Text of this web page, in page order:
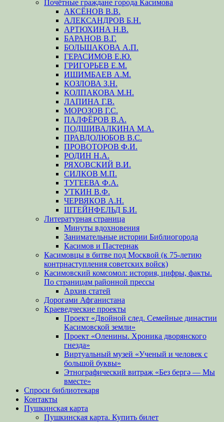
Почётные граждане города Касимова
АКСЁНОВ В.В.
АЛЕКСАНДРОВ Б.Н.
АРТЮХИНА Н.В.
БАРАНОВ В.Г.
БОЛЬШАКОВА А.П.
ГЕРАСИМОВ Е.Ю.
ГРИГОРЬЕВ Е.М.
ИШИМБАЕВ А.М.
КОЗЛОВА З.Н.
КОЛПАКОВА М.Н.
ЛАПИНА Г.В.
МОРОЗОВ Г.С.
ПАЛФЁРОВ В.А.
ПОДШИВАЛКИНА М.А.
ПРАВДОЛЮБОВ В.С.
ПРОВОТОРОВ Ф.И.
РОДИН Н.А.
РЯХОВСКИЙ В.И.
СИЛКОВ М.П.
ТУГЕЕВА Ф.А.
УТКИН В.Ф.
ЧЕРВЯКОВ А.Н.
ШТЕЙНФЕЛЬД Б.И.
Литературная страница
Минуты вдохновения
Занимательные истории Библиогорода
Касимов и Пастернак
Касимовцы в битве под Москвой (к 75-летию
контрнаступления советских войск)
Касимовский комсомол: история, цифры, факты.
По страницам районной прессы
Архив статей
Дорогами Афганистана
Краеведческие проекты
Проект «Двойной след. Семейные династии
Касимовской земли»
Проект «Оленины. Хроника дворянского
гнезда»
Виртуальный музей «Ученый и человек с
большой буквы»
Этнографический витраж «Без бергə — Мы
вместе»
Спроси библиотекаря
Контакты
Пушкинская карта
Пушкинская карта. Купить билет